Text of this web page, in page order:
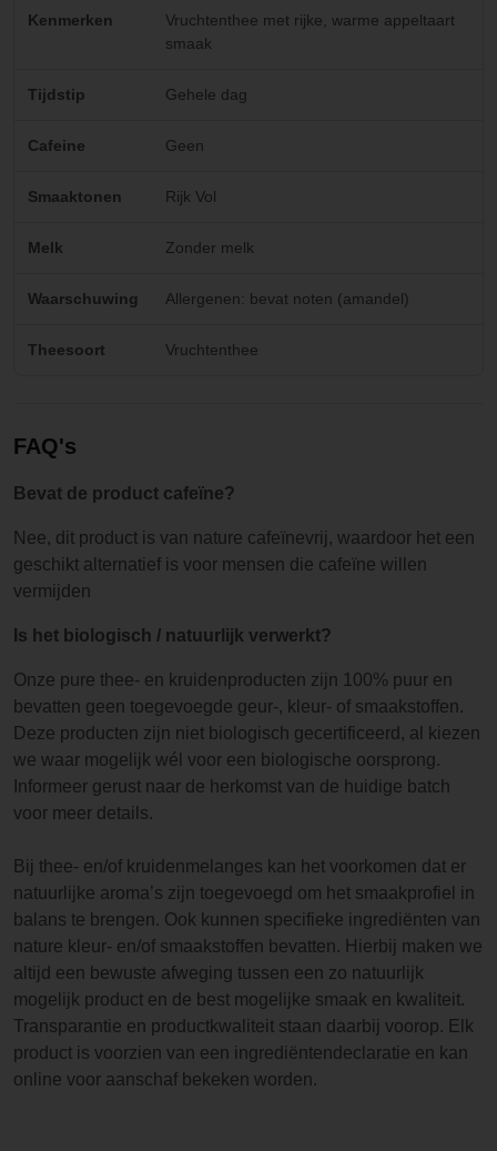
Kenmerken
Vruchtenthee met rijke, warme appeltaart
smaak
Tijdstip Gehele dag
Cafeine Geen
Smaaktonen Rijk Vol
Melk Zonder melk
Waarschuwing Allergenen: bevat noten (amandel)
Theesoort Vruchtenthee
FAQ's
Bevat de product cafeïne?
Nee, dit product is van nature cafeïnevrij, waardoor het een
geschikt alternatief is voor mensen die cafeïne willen
vermijden
Is het biologisch / natuurlijk verwerkt?
Onze pure thee- en kruidenproducten zijn 100% puur en
bevatten geen toegevoegde geur-, kleur- of smaakstoffen.
Deze producten zijn niet biologisch gecertificeerd, al kiezen
we waar mogelijk wél voor een biologische oorsprong.
Informeer gerust naar de herkomst van de huidige batch
voor meer details.
Bij thee- en/of kruidenmelanges kan het voorkomen dat er
natuurlijke aroma’s zijn toegevoegd om het smaakprofiel in
balans te brengen. Ook kunnen specifieke ingrediënten van
nature kleur- en/of smaakstoffen bevatten. Hierbij maken we
altijd een bewuste afweging tussen een zo natuurlijk
mogelijk product en de best mogelijke smaak en kwaliteit.
Transparantie en productkwaliteit staan daarbij voorop. Elk
product is voorzien van een ingrediëntendeclaratie en kan
online voor aanschaf bekeken worden.